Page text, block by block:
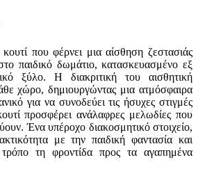
που φέρνει μια αίσθηση ζεστασιάς
παιδικό δωμάτιο, κατασκευασμένο εξ
ξύλο. Η διακριτική του αισθητική
χώρο, δημιουργώντας μια ατμόσφαιρα
για να συνοδεύει τις ήσυχες στιγμές
προσφέρει ανάλαφρες μελωδίες που
Ένα υπέροχο διακοσμητικό στοιχείο,
με την παιδική φαντασία και
τη φροντίδα προς τα αγαπημένα